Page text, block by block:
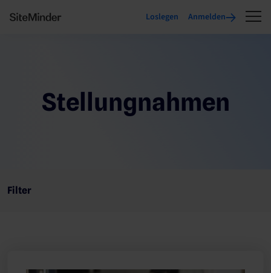
Loslegen Anmelden
Stellungnahmen
Filter